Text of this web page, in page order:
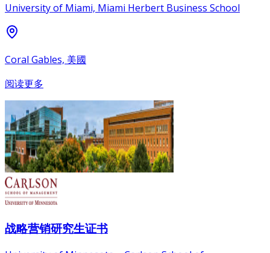
University of Miami, Miami Herbert Business School
Coral Gables, 美國
阅读更多
战略营销研究生证书